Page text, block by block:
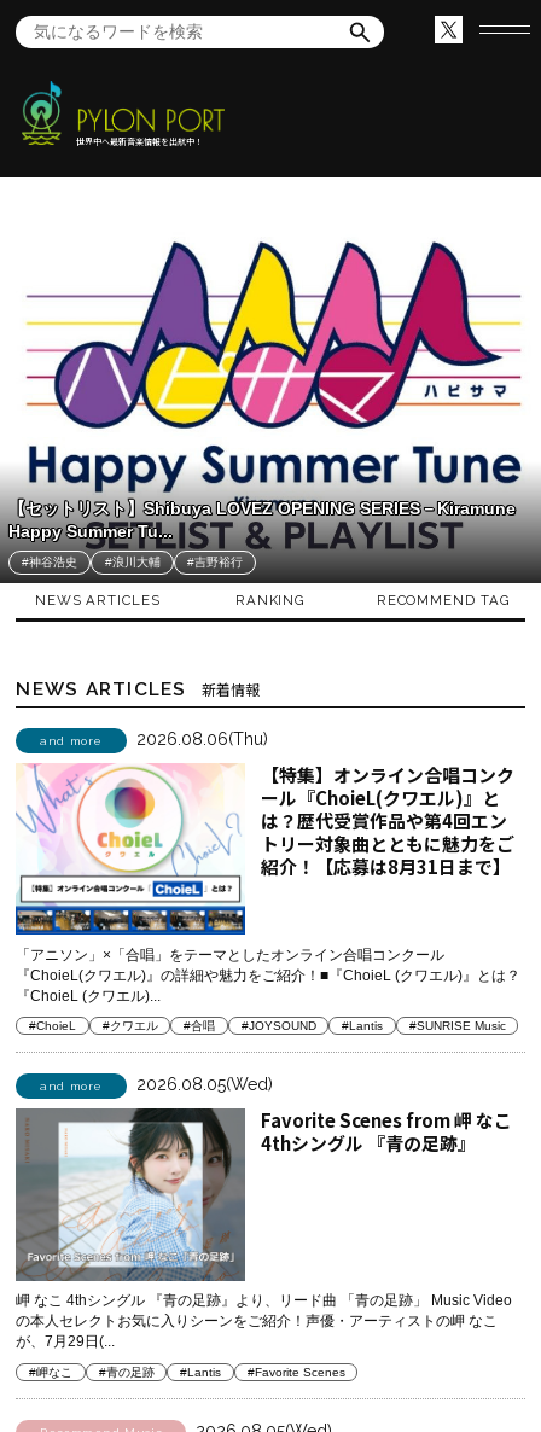
世界中へ最新音楽情報を出航中！
【セットリスト】Shibuya LOVEZ OPENING SERIES－Kiramune
Happy Summer Tu...
#神谷浩史 #浪川大輔 #吉野裕行
NEWS ARTICLES RANKING RECOMMEND TAG
NEWS ARTICLES 新着情報
and more 2026.08.06(Thu)
【特集】オンライン合唱コンク
ール『ChoieL(クワエル)』と
は？歴代受賞作品や第4回エン
トリー対象曲とともに魅力をご
紹介！【応募は8月31日まで】
「アニソン」×「合唱」をテーマとしたオンライン合唱コンクール
『ChoieL(クワエル)』の詳細や魅力をご紹介！■『ChoieL (クワエル)』とは？
『ChoieL (クワエル)...
#ChoieL #クワエル #合唱 #JOYSOUND #Lantis #SUNRISE Music
and more 2026.08.05(Wed)
Favorite Scenes from 岬 なこ
4thシングル 『青の足跡』
岬 なこ 4thシングル 『青の足跡』より、リード曲 「青の足跡」 Music Video
の本人セレクトお気に入りシーンをご紹介！声優・アーティストの岬 なこ
が、7月29日(...
#岬なこ #青の足跡 #Lantis #Favorite Scenes